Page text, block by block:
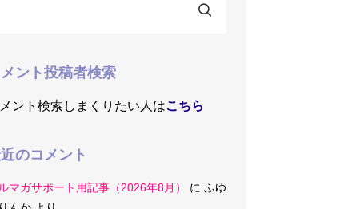
ント投稿者検索
ント検索しまくりたい人はこちら
のコメント
マガサポート用記事（2026年8月） に ふゆ